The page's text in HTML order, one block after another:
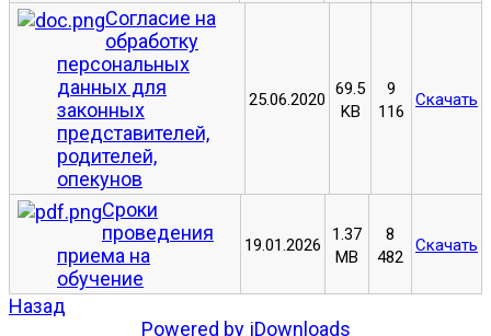
Согласие на
обработку
персональных
данных для
законных
представителей,
родителей,
опекунов
25.06.2020
69.5
KB
9
116
Скачать
Сроки
проведения
приема на
обучение
19.01.2026
1.37
MB
8
482
Скачать
Назад
Powered by jDownloads